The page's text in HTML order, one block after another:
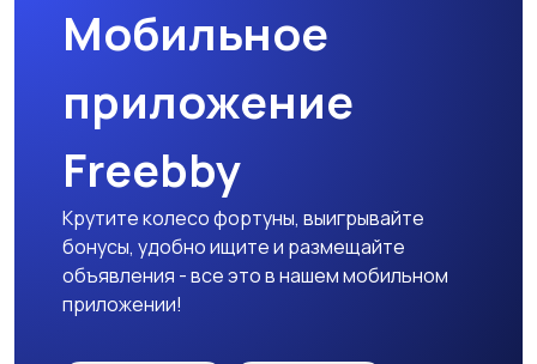
Мобильное
приложение
Freebby
Крутите колесо фортуны, выигрывайте
бонусы, удобно ищите и размещайте
объявления - все это в нашем мобильном
приложении!